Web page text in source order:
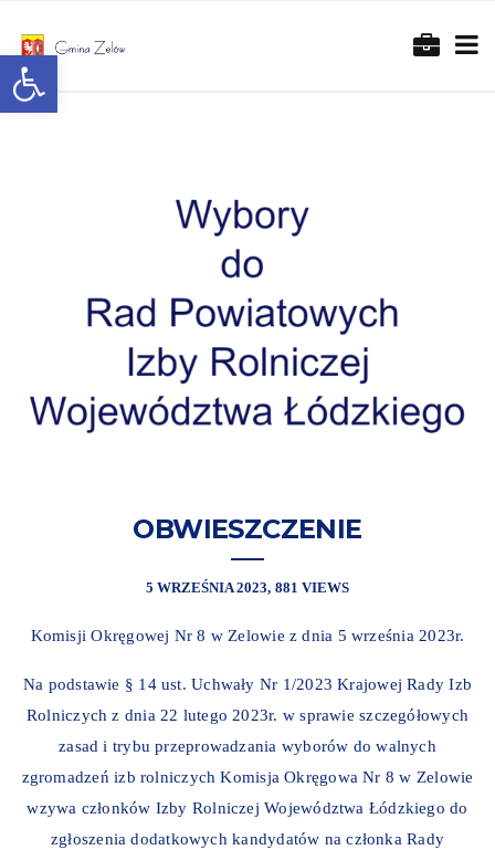
Otwórz pasek narzędzi
OBWIESZCZENIE
5 WRZEŚNIA 2023 881 VIEWS
Komisji Okręgowej Nr 8 w Zelowie z dnia 5 września 2023r.
Na podstawie § 14 ust. Uchwały Nr 1/2023 Krajowej Rady Izb
Rolniczych z dnia 22 lutego 2023r. w sprawie szczegółowych
zasad i trybu przeprowadzania wyborów do walnych
zgromadzeń izb rolniczych Komisja Okręgowa Nr 8 w Zelowie
wzywa członków Izby Rolniczej Województwa Łódzkiego do
zgłoszenia dodatkowych kandydatów na członka Rady